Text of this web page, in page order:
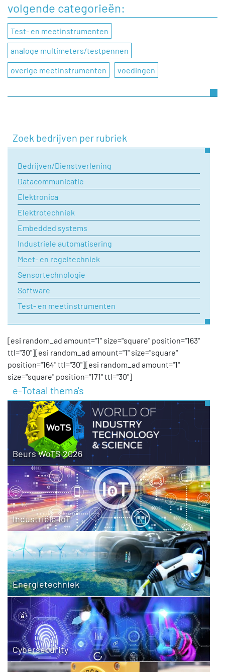
Naam
Bedrijfsnaam
Uw vraag
volgende categorieën:
Test- en meetinstrumenten
analoge multimeters/testpennen
overige meetinstrumenten voedingen
Zoek bedrijven per rubriek
Bedrijven/Dienstverlening
Datacommunicatie
Elektronica
Elektrotechniek
Embedded systems
Industriele automatisering
Meet- en regeltechniek
Sensortechnologie
Software
Test- en meetinstrumenten
[esi random_ad amount="1" size="square" position="163"
ttl="30"][esi random_ad amount="1" size="square"
position="164" ttl="30"][esi random_ad amount="1"
size="square" position="171" ttl="30"]
e-Totaal thema's
Beurs WoTS 2026
Industriële IoT
Energietechniek
Cybersecurity